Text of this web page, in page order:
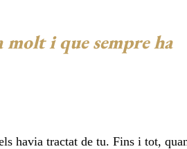
molt i que sempre ha
havia tractat de tu. Fins i tot,